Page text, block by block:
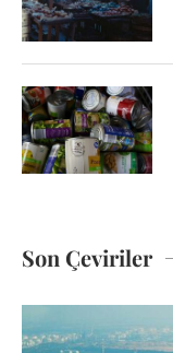
Son Çeviriler